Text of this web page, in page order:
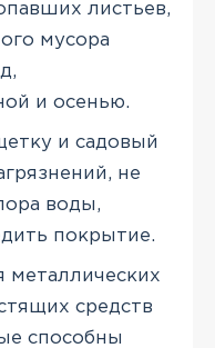
листьев,
мусора
и осенью.
и садовый
не
воды,
покрытие.
металлических
средств
способны